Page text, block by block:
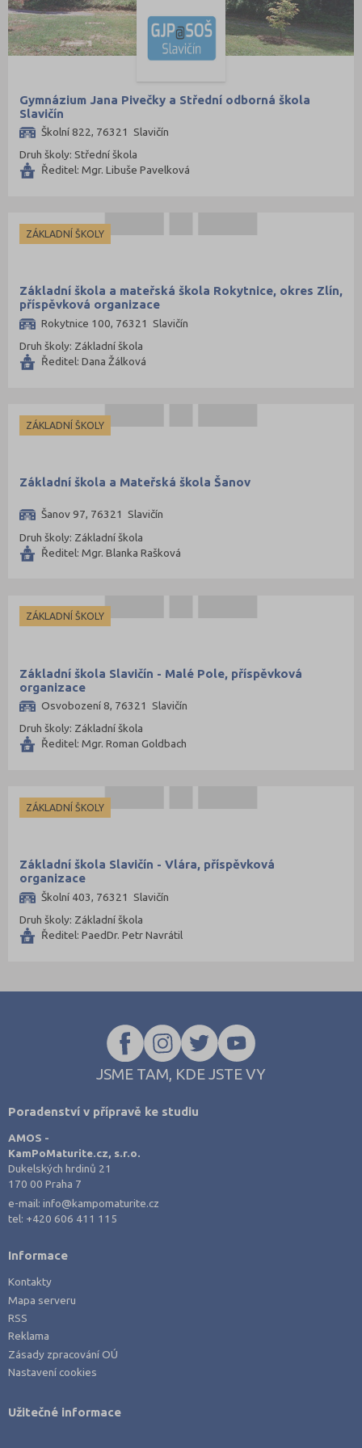
Rychnov nad Kněžnou (81)
Semily (68)
Svitavy (105)
Šumperk (111)
Tábor (88)
Trutnov (106)
Uherské Hradiště (134)
Ústí nad Labem (74)
Ústí nad Orlicí (135)
Vsetín (132)
Zlín (161)
Gymnázium Jana Pivečky a Střední odborná škola
Slavičín
Školní 822, 76321 Slavičín
Druh školy: Střední škola
Ředitel: Mgr. Libuše Pavelková
ZÁKLADNÍ ŠKOLY
Základní škola a mateřská škola Rokytnice, okres Zlín,
příspěvková organizace
Rokytnice 100, 76321 Slavičín
Druh školy: Základní škola
Ředitel: Dana Žálková
ZÁKLADNÍ ŠKOLY
Základní škola a Mateřská škola Šanov
Šanov 97, 76321 Slavičín
Druh školy: Základní škola
Ředitel: Mgr. Blanka Rašková
ZÁKLADNÍ ŠKOLY
Základní škola Slavičín - Malé Pole, příspěvková
organizace
Osvobození 8, 76321 Slavičín
Druh školy: Základní škola
Ředitel: Mgr. Roman Goldbach
ZÁKLADNÍ ŠKOLY
Základní škola Slavičín - Vlára, příspěvková
organizace
Školní 403, 76321 Slavičín
Druh školy: Základní škola
Ředitel: PaedDr. Petr Navrátil
JSME TAM, KDE JSTE VY
Poradenství v přípravě ke studiu
AMOS -
KamPoMaturite.cz, s.r.o.
Dukelských hrdinů 21
170 00 Praha 7
e-mail:info@kampomaturite.cz
tel: +420 606 411 115
Informace
Kontakty
Mapa serveru
RSS
Reklama
Zásady zpracování OÚ
Nastavení cookies
Užitečné informace